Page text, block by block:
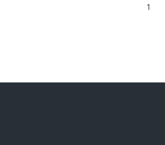
1